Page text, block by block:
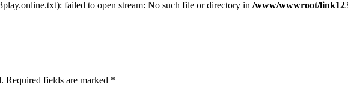
failed to open stream: No such file or directory in /www/wwwroot/
Required fields are marked *